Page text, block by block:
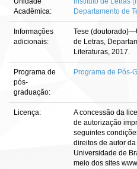
Acadêmica:
Departamento de
Informações
adicionais:
Tese
de Letras,
Literaturas, 2017.
Programa de
pós-
graduação:
Programa de Pós-
Licença:
A concessão da
de autorização
seguintes
direitos de autor
Universidade de
meio dos sites